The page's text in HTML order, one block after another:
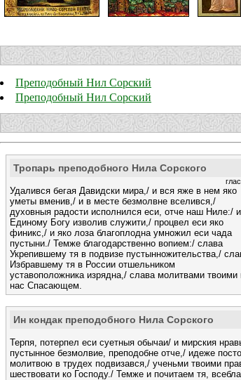
Преподобный Нил Сорский
Преподобный Нил Сорский
Тропарь преподобного Нила Сорского
Удалився бегая Давидски мира,/ и вся яже в нем яко
уметы вменив,/ и в месте безмолвне вселився,/
духовныя радости исполнился еси, отче наш Ниле:/ и
Единому Богу изволив служити,/ процвел еси яко
финикс,/ и яко лоза благоплодна умножил еси чада
пустыни./ Темже благодарственно вопием:/ слава
Укрепившему тя в подвизе пустынножительства,/
Избравшему тя в России отшельником
уставоположника изрядна,/ слава молитвами твоими
нас Спасающем.
Ин кондак преподобного Нила Сорского
Терпя, потерпел еси суетныя обычаи/ и мирския
пустынное безмолвие, преподобне отче,/ идеже
молитвою в трудех подвизався,/ ученьми твоими
шествовати ко Господу./ Темже и почитаем тя,